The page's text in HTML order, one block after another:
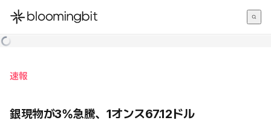
한국어
速報
銀現物が3%急騰、1オンス67.12ドル